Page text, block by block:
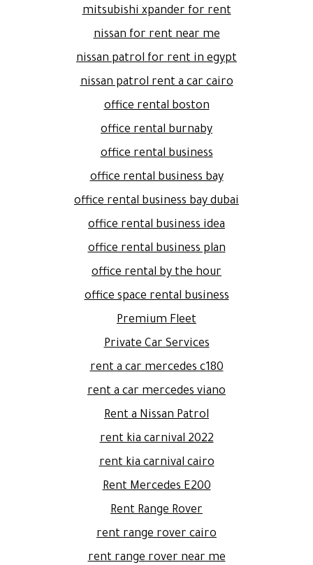
mitsubishi xpander for rent
nissan for rent near me
nissan patrol for rent in egypt
nissan patrol rent a car cairo
office rental boston
office rental burnaby
office rental business
office rental business bay
office rental business bay dubai
office rental business idea
office rental business plan
office rental by the hour
office space rental business
Premium Fleet
Private Car Services
rent a car mercedes c180
rent a car mercedes viano
Rent a Nissan Patrol
rent kia carnival 2022
rent kia carnival cairo
Rent Mercedes E200
Rent Range Rover
rent range rover cairo
rent range rover near me